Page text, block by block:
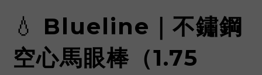
💧 Blueline｜不鏽鋼
空心馬眼棒（1.75